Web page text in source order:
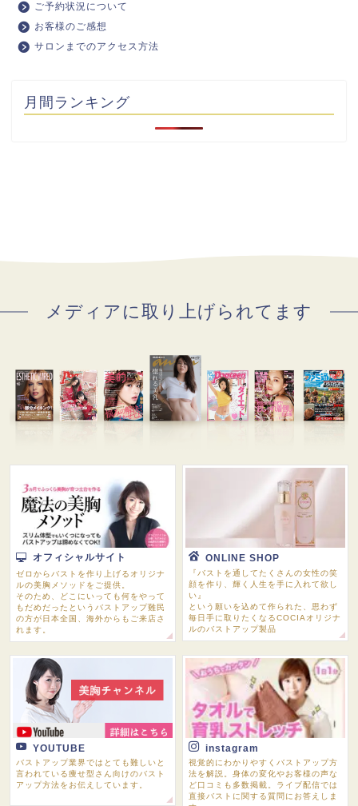
ご予約状況について
お客様のご感想
サロンまでのアクセス方法
月間ランキング
メディアに取り上げられてます
オフィシャルサイト
ゼロからバストを作り上げるオリジナ
ルの美胸メソッドをご提供。
そのため、どこにいっても何をやって
もだめだったというバストアップ難民
の方が日本全国、海外からもご来店さ
れます。
ONLINE SHOP
『バストを通してたくさんの女性の笑
顔を作り、輝く人生を手に入れて欲し
い』
という願いを込めて作られた、思わず
毎日手に取りたくなるCOCIAオリジナ
ルのバストアップ製品
YOUTUBE
バストアップ業界ではとても難しいと
言われている痩せ型さん向けのバスト
アップ方法をお伝えしています。
instagram
視覚的にわかりやすくバストアップ方
法を解説。身体の変化やお客様の声な
ど口コミも多数掲載。ライブ配信では
直接バストに関する質問にお答えしま